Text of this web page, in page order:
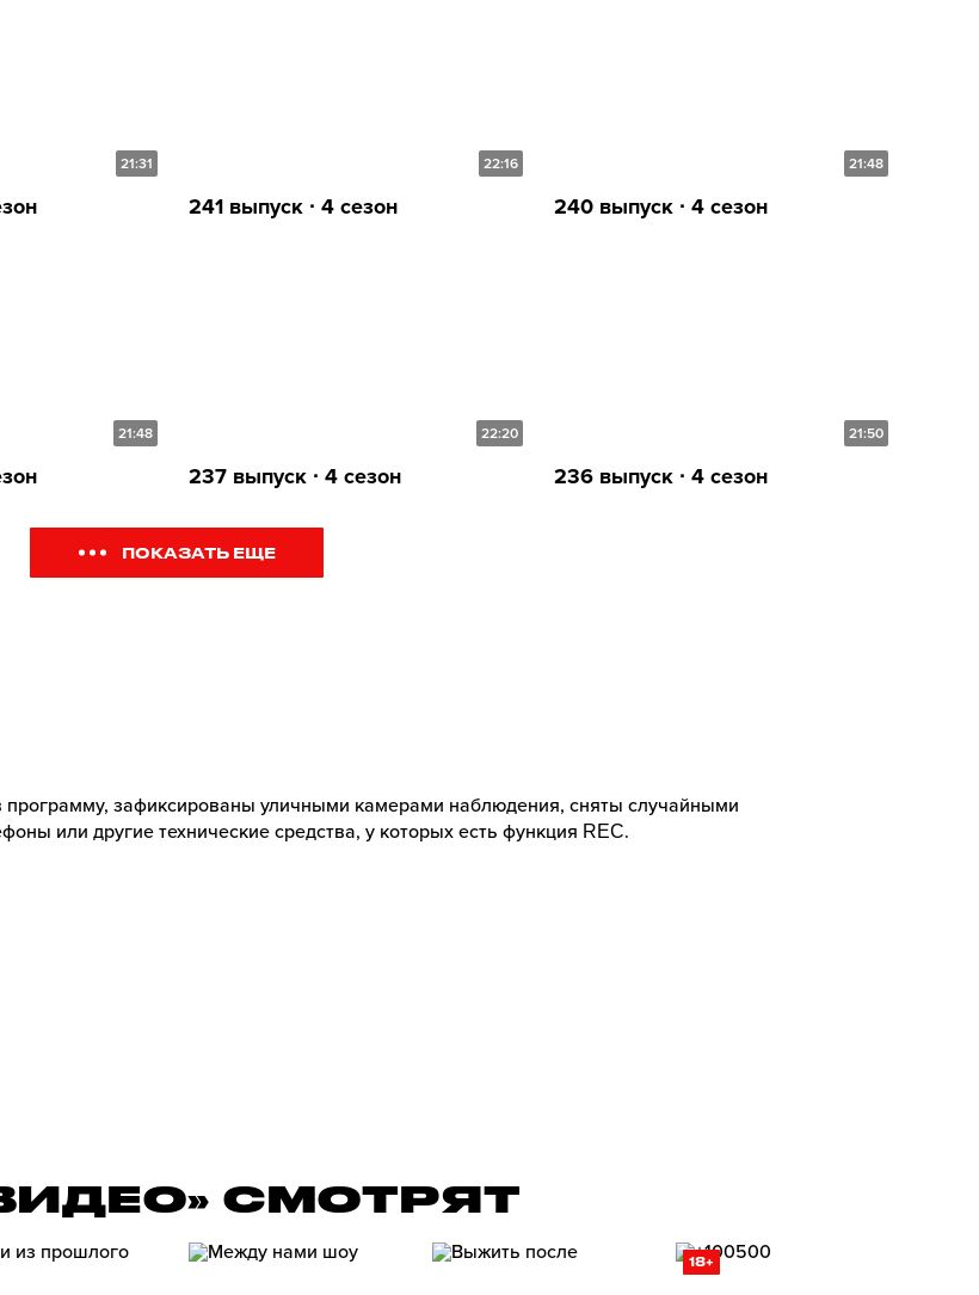
21:31 22:16
241 выпуск ∙ 4 сезон
21:48
240 выпуск ∙ 4 сезон
21:48 22:20
237 выпуск ∙ 4 сезон
21:50
236 выпуск ∙ 4 сезон
ПОКАЗАТЬ ЕЩЕ
зафиксированы уличными камерами наблюдения, сняты случайными
или другие технические средства, у которых есть функция REC.
СМОТРЯТ
18+